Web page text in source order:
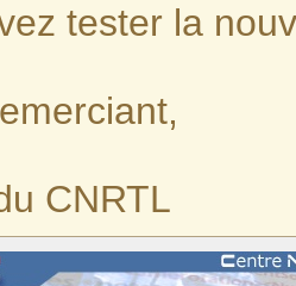
tester la
CNRTL